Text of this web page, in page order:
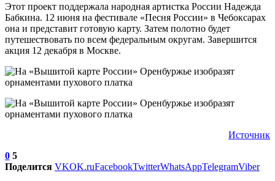
Этот проект поддержала народная артистка России Надежда
Бабкина. 12 июня на фестивале «Песня России» в Чебоксарах
она и представит готовую карту. Затем полотно будет
путешествовать по всем федеральным округам. Завершится
акция 12 декабря в Москве.
Источник
0 5
Поделится VKOK.ruFacebookTwitterWhatsAppTelegramViber